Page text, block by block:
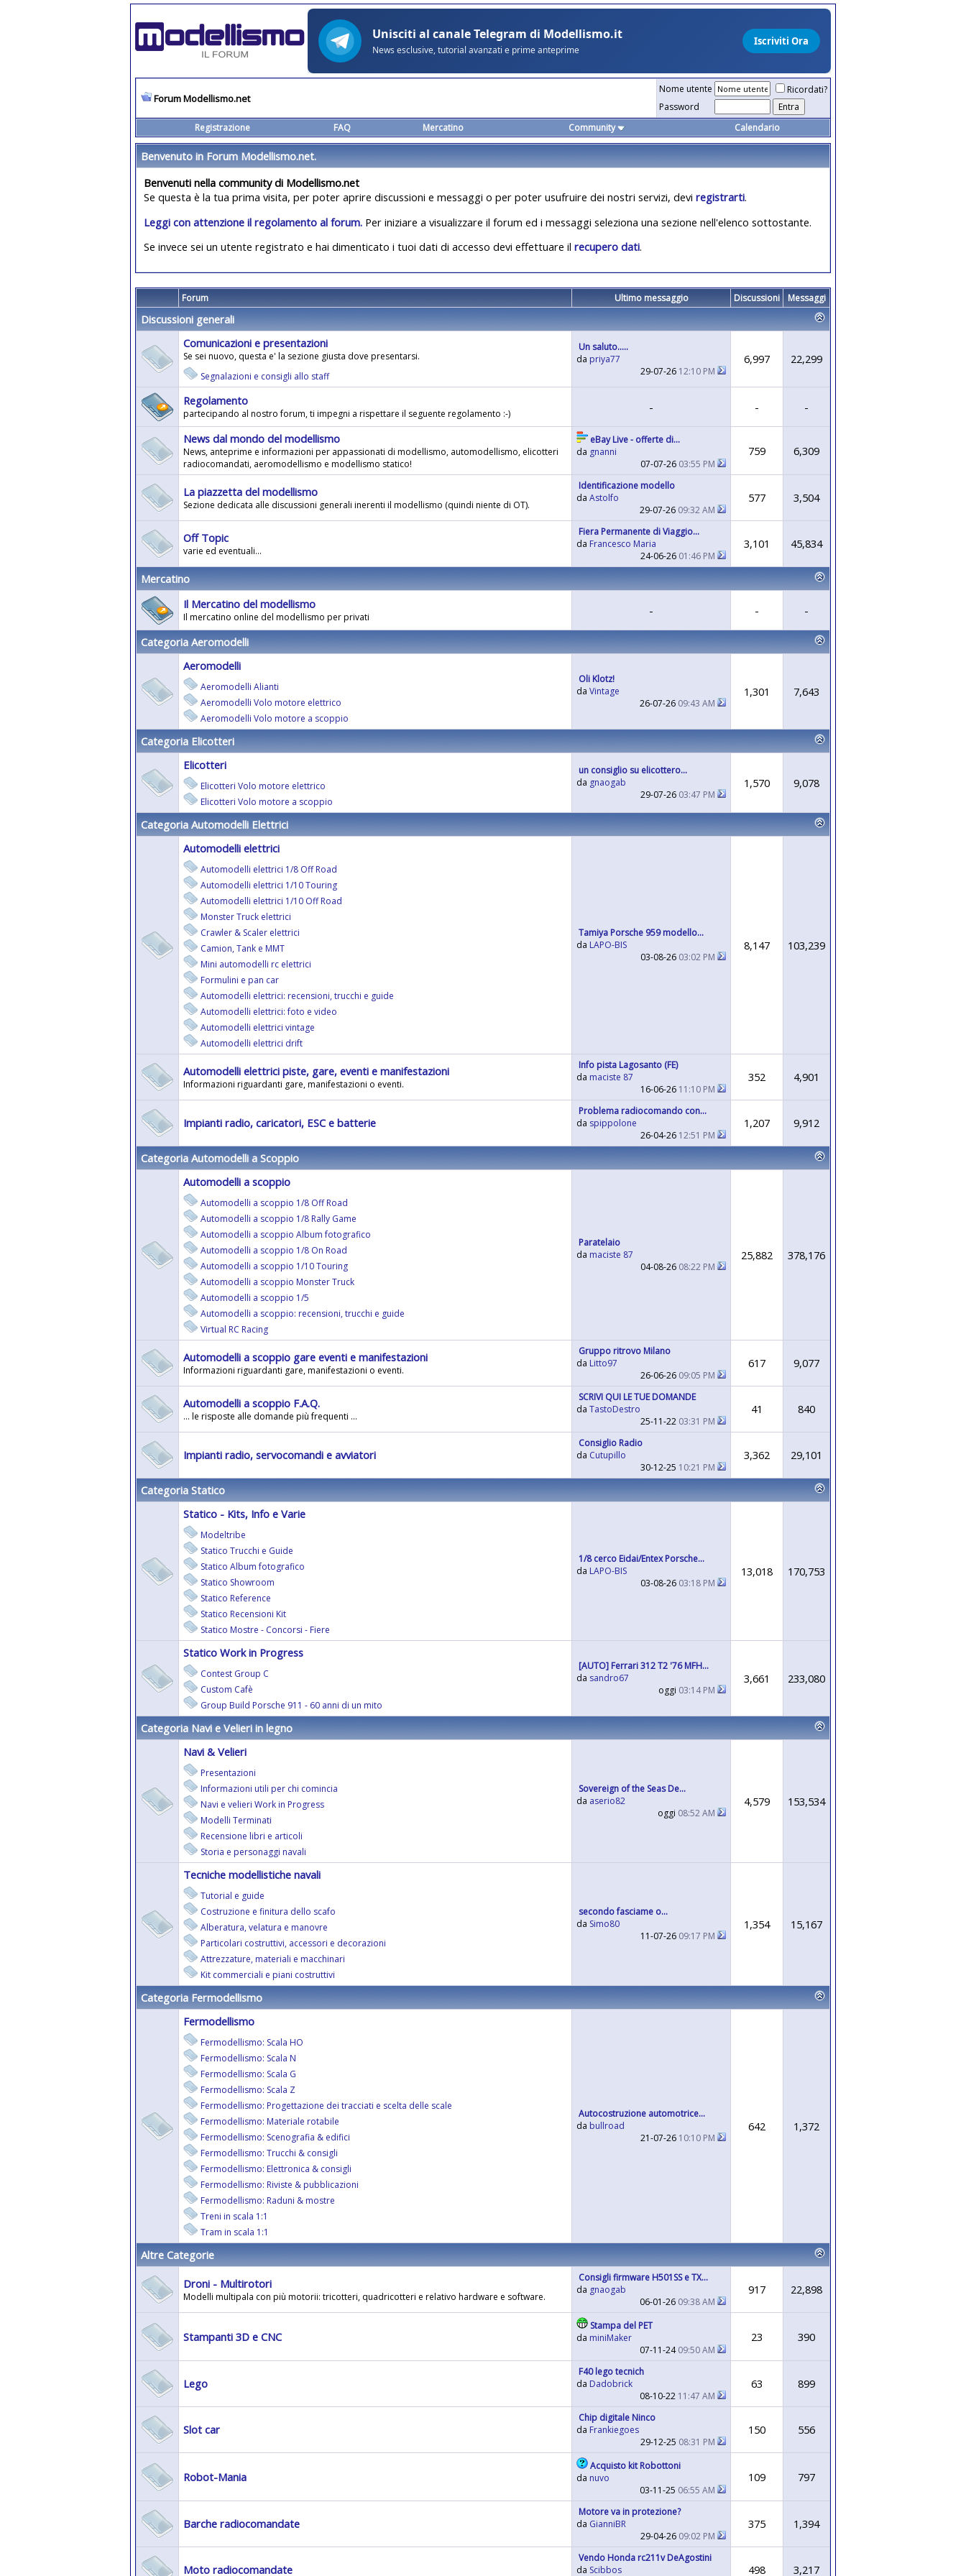
Forum Modellismo.net
Nome utente
Ricordati?
Password
Registrazione
FAQ Mercatino Community Calendario
Benvenuto in Forum Modellismo.net.
Benvenuti nella community di Modellismo.net
Se questa è la tua prima visita, per poter aprire discussioni e messaggi o per poter usufruire dei nostri servizi, devi registrarti.
Leggi con attenzione il regolamento al forum. Per iniziare a visualizzare il forum ed i messaggi seleziona una sezione nell'elenco sottostante.
Se invece sei un utente registrato e hai dimenticato i tuoi dati di accesso devi effettuare il recupero dati.
Forum Ultimo messaggio Discussioni Messaggi
Discussioni generali
Comunicazioni e presentazioni
Se sei nuovo, questa e' la sezione giusta dove presentarsi.
Segnalazioni e consigli allo staff
Un saluto.....
da priya77
29-07-26 12:10 PM
6,997 22,299
Regolamento
partecipando al nostro forum, ti impegni a rispettare il seguente regolamento :-) - - -
News dal mondo del modellismo
News, anteprime e informazioni per appassionati di modellismo, automodellismo, elicotteri
radiocomandati, aeromodellismo e modellismo statico!
eBay Live - offerte di...
da gnanni
07-07-26 03:55 PM
759 6,309
La piazzetta del modellismo
Sezione dedicata alle discussioni generali inerenti il modellismo (quindi niente di OT).
Identificazione modello
da Astolfo
29-07-26 09:32 AM
577 3,504
Off Topic
varie ed eventuali...
Fiera Permanente di Viaggio...
da Francesco Maria
24-06-26 01:46 PM
3,101 45,834
Mercatino
Il Mercatino del modellismo
Il mercatino online del modellismo per privati - - -
Categoria Aeromodelli
Aeromodelli
Aeromodelli Alianti
Aeromodelli Volo motore elettrico
Aeromodelli Volo motore a scoppio
Oli Klotz!
da Vintage
26-07-26 09:43 AM
1,301 7,643
Categoria Elicotteri
Elicotteri
Elicotteri Volo motore elettrico
Elicotteri Volo motore a scoppio
un consiglio su elicottero...
da gnaogab
29-07-26 03:47 PM
1,570 9,078
Categoria Automodelli Elettrici
Automodelli elettrici
Automodelli elettrici 1/8 Off Road
Automodelli elettrici 1/10 Touring
Automodelli elettrici 1/10 Off Road
Monster Truck elettrici
Crawler & Scaler elettrici
Camion, Tank e MMT
Mini automodelli rc elettrici
Formulini e pan car
Automodelli elettrici: recensioni, trucchi e guide
Automodelli elettrici: foto e video
Automodelli elettrici vintage
Automodelli elettrici drift
Tamiya Porsche 959 modello...
da LAPO-BIS
03-08-26 03:02 PM
8,147 103,239
Automodelli elettrici piste, gare, eventi e manifestazioni
Informazioni riguardanti gare, manifestazioni o eventi.
Info pista Lagosanto (FE)
da maciste 87
16-06-26 11:10 PM
352 4,901
Impianti radio, caricatori, ESC e batterie
Problema radiocomando con...
da spippolone
26-04-26 12:51 PM
1,207 9,912
Categoria Automodelli a Scoppio
Automodelli a scoppio
Automodelli a scoppio 1/8 Off Road
Automodelli a scoppio 1/8 Rally Game
Automodelli a scoppio Album fotografico
Automodelli a scoppio 1/8 On Road
Automodelli a scoppio 1/10 Touring
Automodelli a scoppio Monster Truck
Automodelli a scoppio 1/5
Automodelli a scoppio: recensioni, trucchi e guide
Virtual RC Racing
Paratelaio
da maciste 87
04-08-26 08:22 PM
25,882 378,176
Automodelli a scoppio gare eventi e manifestazioni
Informazioni riguardanti gare, manifestazioni o eventi.
Gruppo ritrovo Milano
da Litto97
26-06-26 09:05 PM
617 9,077
Automodelli a scoppio F.A.Q.
... le risposte alle domande più frequenti ...
SCRIVI QUI LE TUE DOMANDE
da TastoDestro
25-11-22 03:31 PM
41 840
Impianti radio, servocomandi e avviatori
Consiglio Radio
da Cutupillo
30-12-25 10:21 PM
3,362 29,101
Categoria Statico
Statico - Kits, Info e Varie
Modeltribe
Statico Trucchi e Guide
Statico Album fotografico
Statico Showroom
Statico Reference
Statico Recensioni Kit
Statico Mostre - Concorsi - Fiere
1/8 cerco Eidai/Entex Porsche...
da LAPO-BIS
03-08-26 03:18 PM
13,018 170,753
Statico Work in Progress
Contest Group C
Custom Cafè
Group Build Porsche 911 - 60 anni di un mito
[AUTO] Ferrari 312 T2 '76 MFH...
da sandro67
oggi 03:14 PM
3,661 233,080
Categoria Navi e Velieri in legno
Navi & Velieri
Presentazioni
Informazioni utili per chi comincia
Navi e velieri Work in Progress
Modelli Terminati
Recensione libri e articoli
Storia e personaggi navali
Sovereign of the Seas De...
da aserio82
oggi 08:52 AM
4,579 153,534
Tecniche modellistiche navali
Tutorial e guide
Costruzione e finitura dello scafo
Alberatura, velatura e manovre
Particolari costruttivi, accessori e decorazioni
Attrezzature, materiali e macchinari
Kit commerciali e piani costruttivi
secondo fasciame o...
da Simo80
11-07-26 09:17 PM
1,354 15,167
Categoria Fermodellismo
Fermodellismo
Fermodellismo: Scala HO
Fermodellismo: Scala N
Fermodellismo: Scala G
Fermodellismo: Scala Z
Fermodellismo: Progettazione dei tracciati e scelta delle scale
Fermodellismo: Materiale rotabile
Fermodellismo: Scenografia & edifici
Fermodellismo: Trucchi & consigli
Fermodellismo: Elettronica & consigli
Fermodellismo: Riviste & pubblicazioni
Fermodellismo: Raduni & mostre
Treni in scala 1:1
Tram in scala 1:1
Autocostruzione automotrice...
da bullroad
21-07-26 10:10 PM
642 1,372
Altre Categorie
Droni - Multirotori
Modelli multipala con più motorii: tricotteri, quadricotteri e relativo hardware e software.
Consigli firmware H501SS e TX...
da gnaogab
06-01-26 09:38 AM
917 22,898
Stampanti 3D e CNC
Stampa del PET
da miniMaker
07-11-2409:50 AM
23 390
Lego
F40 lego tecnich
da Dadobrick
08-10-22 11:47 AM
63 899
Slot car
Chip digitale Ninco
da Frankiegoes
29-12-25 08:31 PM
150 556
Robot-Mania
Acquisto kit Robottoni
da nuvo
03-11-25 06:55 AM
109 797
Barche radiocomandate
Motore va in protezione?
da GianniBR
29-04-26 09:02 PM
375 1,394
Moto radiocomandate
Vendo Honda rc211v DeAgostini
da Scibbos 498 3,217